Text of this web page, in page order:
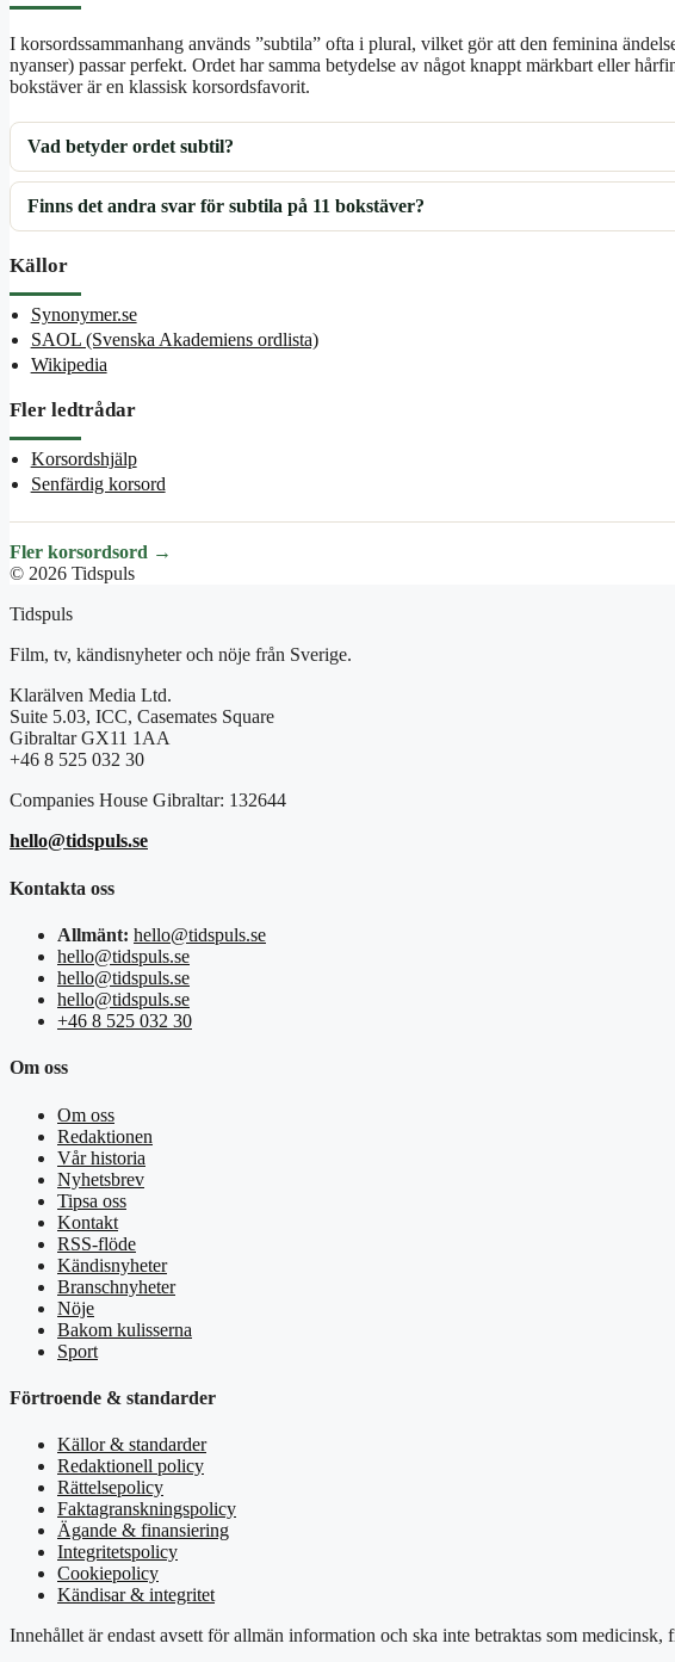
I korsordssammanhang används ”subtila” ofta i plural, vilket gör att den feminina
nyanser) passar perfekt. Ordet har samma betydelse av något knappt märkbart eller
bokstäver är en klassisk korsordsfavorit.
Vad betyder ordet subtil?
Finns det andra svar för subtila på 11 bokstäver?
Källor
Synonymer.se
SAOL (Svenska Akademiens ordlista)
Wikipedia
Fler ledtrådar
Korsordshjälp
Senfärdig korsord
Fler korsordsord →
© 2026 Tidspuls
Tidspuls
Film, tv, kändisnyheter och nöje från Sverige.
Klarälven Media Ltd.
Suite 5.03, ICC, Casemates Square
Gibraltar GX11 1AA
+46 8 525 032 30
Companies House Gibraltar: 132644
hello@tidspuls.se
Kontakta oss
Allmänt: hello@tidspuls.se
hello@tidspuls.se
hello@tidspuls.se
hello@tidspuls.se
+46 8 525 032 30
Om oss
Om oss
Redaktionen
Vår historia
Nyhetsbrev
Tipsa oss
Kontakt
RSS-flöde
Kändisnyheter
Branschnyheter
Nöje
Bakom kulisserna
Sport
Förtroende & standarder
Källor & standarder
Redaktionell policy
Rättelsepolicy
Faktagranskningspolicy
Ägande & finansiering
Integritetspolicy
Cookiepolicy
Kändisar & integritet
Innehållet är endast avsett för allmän information och ska inte betraktas som